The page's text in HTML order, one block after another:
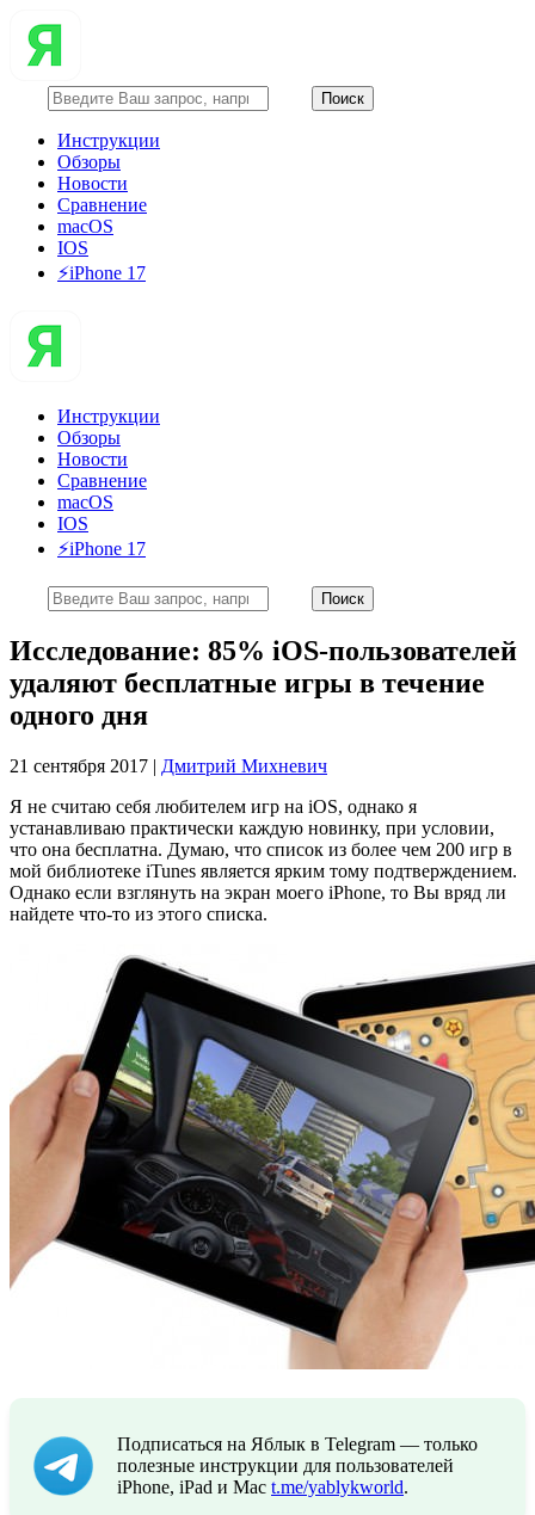
Инструкции
Обзоры
Новости
Сравнение
macOS
IOS
⚡️iPhone 17
Инструкции
Обзоры
Новости
Сравнение
macOS
IOS
⚡️iPhone 17
Исследование: 85% iOS-пользователей
удаляют бесплатные игры в течение
одного дня
21 сентября 2017 | Дмитрий Михневич
Я не считаю себя любителем игр на iOS, однако я
устанавливаю практически каждую новинку, при условии,
что она бесплатна. Думаю, что список из более чем 200 игр в
мой библиотеке iTunes является ярким тому подтверждением.
Однако если взглянуть на экран моего iPhone, то Вы вряд ли
найдете что-то из этого списка.
Подписаться на Яблык в Telegram — только
полезные инструкции для пользователей
iPhone, iPad и Mac t.me/yablykworld.